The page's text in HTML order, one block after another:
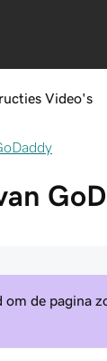
Video's
om de pagina